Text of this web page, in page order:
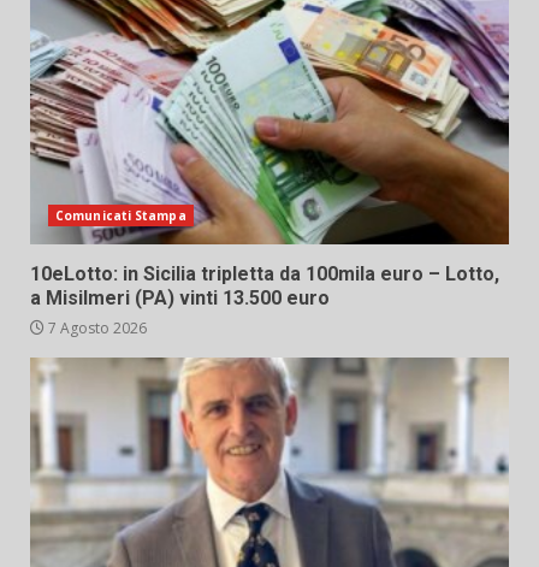
Comunicati Stampa
10eLotto: in Sicilia tripletta da 100mila euro – Lotto,
a Misilmeri (PA) vinti 13.500 euro
7 Agosto 2026